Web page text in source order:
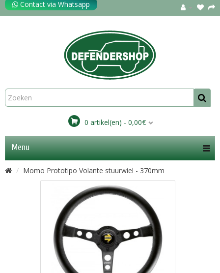
Contact via Whatsapp
0 artikel(en) - 0,00€
Menu
Momo Prototipo Volante stuurwiel - 370mm